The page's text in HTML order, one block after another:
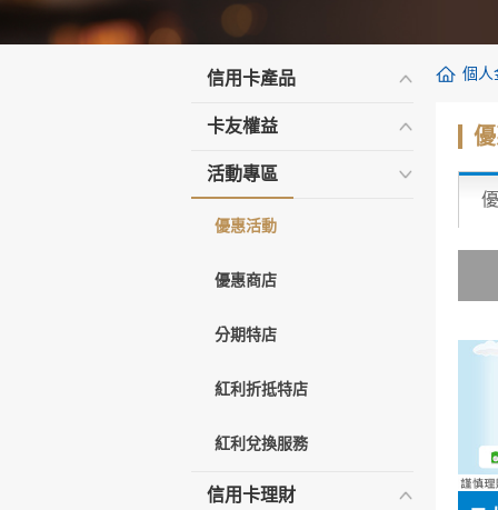
信用卡產品
卡友權益
活動專區
優惠活動
優惠商店
分期特店
紅利折抵特店
紅利兌換服務
信用卡理財
個人